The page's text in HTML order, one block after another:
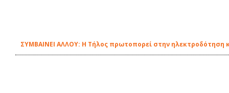
ΣΥΜΒΑΙΝΕΙ ΑΛΛΟΥ: Η Τήλος πρωτοπορεί στην ηλεκτροδότηση